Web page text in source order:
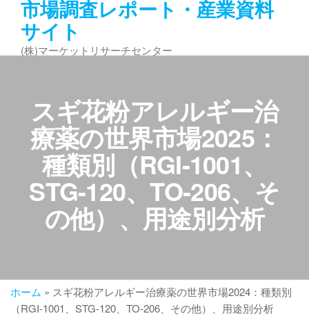
ン
市場調査レポート・産業資料
サイト
(株)マーケットリサーチセンター
スギ花粉アレルギー治
療薬の世界市場2025：
種類別（RGI-1001、
STG-120、TO-206、そ
の他）、用途別分析
ホーム » スギ花粉アレルギー治療薬の世界市場2024：種類別
（RGI-1001、STG-120、TO-206、その他）、用途別分析